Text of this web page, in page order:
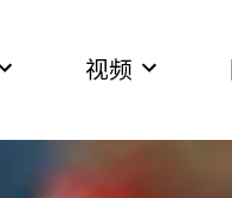
视频